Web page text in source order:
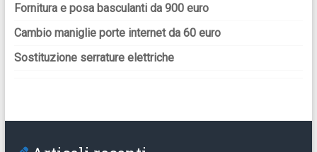
Fornitura e posa basculanti da 900 euro
Cambio maniglie porte internet da 60 euro
Sostituzione serrature elettriche